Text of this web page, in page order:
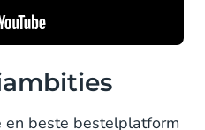
beste bestelplatform